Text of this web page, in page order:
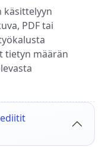
käsittelyyn
PDF tai
tietyn määrän